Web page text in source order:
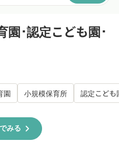
園･認定こども園･
園 小規模保育所 認定こども
みる chevron_right